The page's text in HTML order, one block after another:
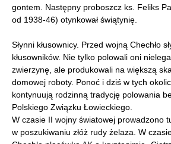
gontem. Następny proboszcz ks. Feliks
od 1938-46) otynkował świątynię.
Słynni kłusownicy. Przed wojną Chechło
kłusowników. Nie tylko polowali oni
zwierzynę, ale produkowali na większą
domowej roboty. Ponoć i dziś w tych
kontynuują rodzinną tradycję polowania
Polskiego Związku Łowieckiego.
W czasie II wojny światowej prowadzono
w poszukiwaniu złóż rudy żelaza. W